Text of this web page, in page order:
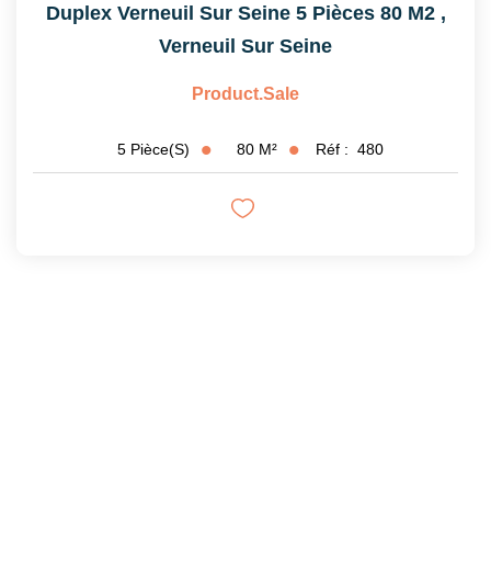
Duplex Verneuil Sur Seine 5 Pièces 80 M2 ,
Verneuil Sur Seine
Product.sale
5 Pièce(s) 80 M² Réf : 480